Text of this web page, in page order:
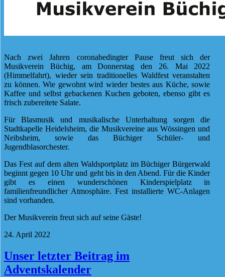
Nach zwei Jahren coronabedingter Pause freut sich der
Musikverein Büchig, am Donnerstag den 26. Mai 2022
(Himmelfahrt), wieder sein traditionelles Waldfest veranstalten
zu können. Wie gewohnt wird wieder bestes aus Küche, sowie
Kaffee und selbst gebackenen Kuchen geboten, ebenso gibt es
frisch zubereitete Salate.
Für Blasmusik und musikalische Unterhaltung sorgen die
Stadtkapelle Heidelsheim, die Musikvereine aus Wössingen und
Neibsheim, sowie das Büchiger Schüler- und
Jugendblasorchester.
Das Fest auf dem alten Waldsportplatz im Büchiger Bürgerwald
beginnt gegen 10 Uhr und geht bis in den Abend. Für die Kinder
gibt es einen wunderschönen Kinderspielplatz in
familienfreundlicher Atmosphäre. Fest installierte WC-Anlagen
sind vorhanden.
Der Musikverein freut sich auf seine Gäste!
24. April 2022
Unser letzter Beitrag im
Adventskalender